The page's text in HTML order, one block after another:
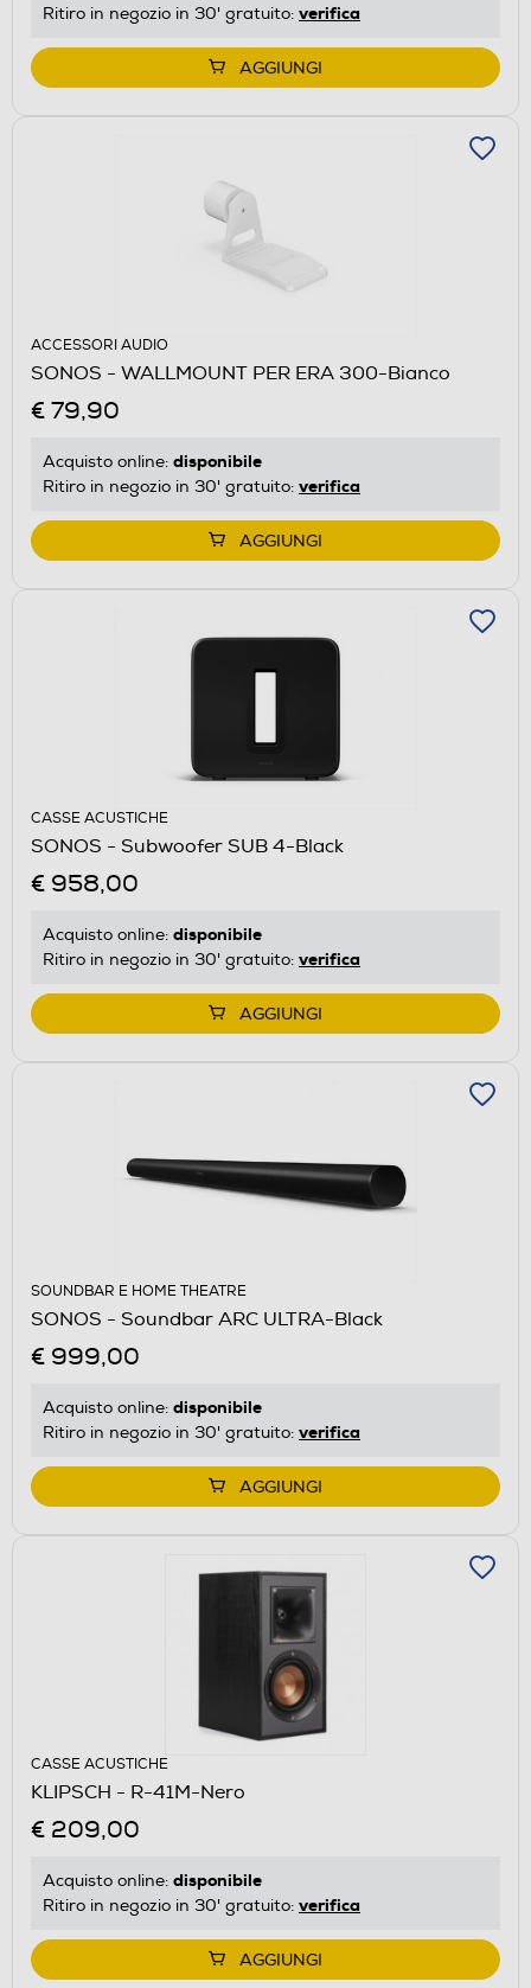
Ritiro in negozio in 30' gratuito: verifica
AGGIUNGI
ACCESSORI AUDIO
SONOS - WALLMOUNT PER ERA 300-Bianco
€ 79,90
Acquisto online: disponibile
Ritiro in negozio in 30' gratuito: verifica
AGGIUNGI
CASSE ACUSTICHE
SONOS - Subwoofer SUB 4-Black
€ 958,00
Acquisto online: disponibile
Ritiro in negozio in 30' gratuito: verifica
AGGIUNGI
SOUNDBAR E HOME THEATRE
SONOS - Soundbar ARC ULTRA-Black
€ 999,00
Acquisto online: disponibile
Ritiro in negozio in 30' gratuito: verifica
AGGIUNGI
CASSE ACUSTICHE
KLIPSCH - R-41M-Nero
€ 209,00
Acquisto online: disponibile
Ritiro in negozio in 30' gratuito: verifica
AGGIUNGI